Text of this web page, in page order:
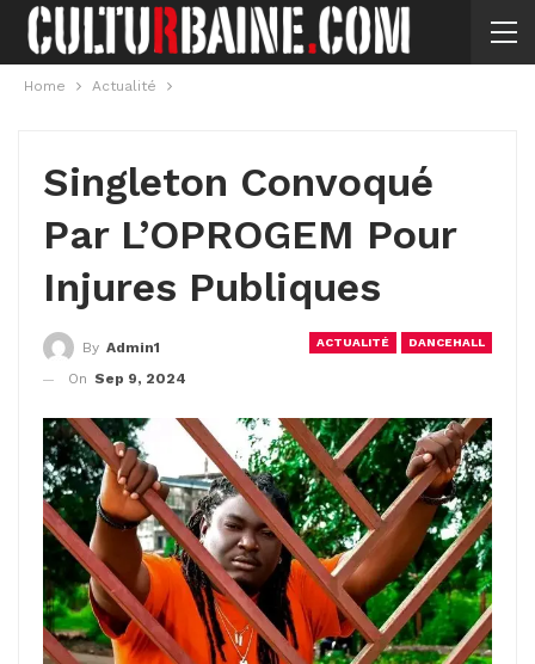
Home Actualité
Singleton Convoqué
Par L’OPROGEM Pour
Injures Publiques
ACTUALITÉ DANCEHALL
By Admin1
On Sep 9, 2024